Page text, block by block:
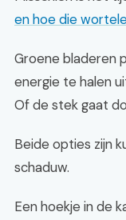
en hoe die
Groene bladeren
energie te halen
Of de stek gaat
Beide opties zijn
schaduw.
Een hoekje in de